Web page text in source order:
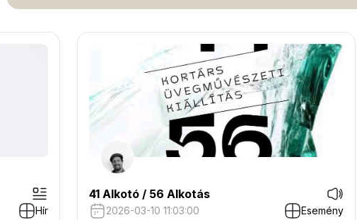
Hír
41 Alkotó / 56 Alkotás
2026-03-10 11:03:00 Esemény